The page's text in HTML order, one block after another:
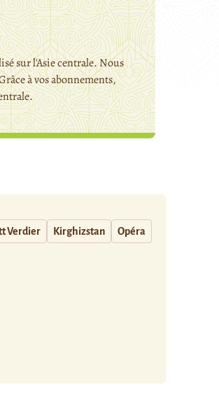
sur l'Asie centrale. Nous
à vos abonnements,
Verdier Kirghizstan Opéra